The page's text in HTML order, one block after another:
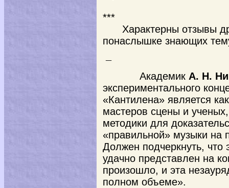
***
Характерны отзывы
понаслышке знающих
¯
Академик А. Н.
экспериментального
«Кантилена» является
мастеров сцены и
методики для
«правильной» музыки на
Должен подчеркнуть, что
удачно представлен на
произошло, и эта
полном объеме».